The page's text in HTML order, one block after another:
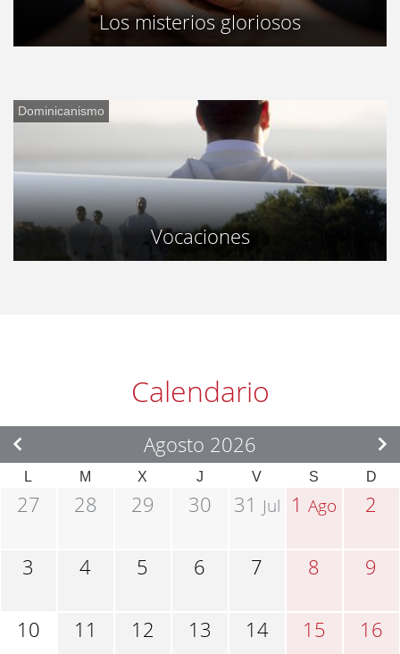
Los misterios gloriosos
Dominicanismo
Vocaciones
Calendario
Agosto 2026
L M X J V S D
27 28 29 30 31 Jul 1Ago 2
3 4 5 6 7 8 9
10 11 12 13 14 15 16